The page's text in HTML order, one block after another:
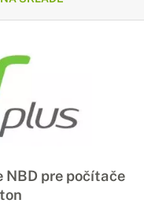
NBD pre počítače